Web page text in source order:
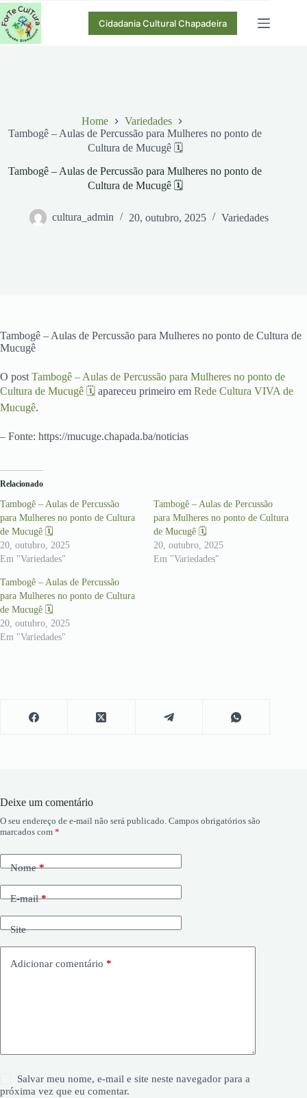
Pular
para
o
conteúdo
Cidadania Cultural Chapadeira
Home
Variedades
Tambogê – Aulas de Percussão para Mulheres no ponto de
Cultura de Mucugê 🗓
Tambogê – Aulas de Percussão para Mulheres no ponto de
Cultura de Mucugê 🗓
cultura_admin 20, outubro, 2025 Variedades
Tambogê – Aulas de Percussão para Mulheres no ponto de Cultura de
Mucugê
O post Tambogê – Aulas de Percussão para Mulheres no ponto de
Cultura de Mucugê 🗓 apareceu primeiro em Rede Cultura VIVA de
Mucugê.
– Fonte: https://mucuge.chapada.ba/noticias
Relacionado
Tambogê – Aulas de Percussão
para Mulheres no ponto de Cultura
de Mucugê 🗓
20, outubro, 2025
Em "Variedades"
Tambogê – Aulas de Percussão
para Mulheres no ponto de Cultura
de Mucugê 🗓
20, outubro, 2025
Em "Variedades"
Tambogê – Aulas de Percussão
para Mulheres no ponto de Cultura
de Mucugê 🗓
20, outubro, 2025
Em "Variedades"
Deixe um comentário
O seu endereço de e-mail não será publicado. Campos obrigatórios são
marcados com *
Nome*
E-mail*
Site
Adicionar comentário *
Salvar meu nome, e-mail e site neste navegador para a
próxima vez que eu comentar.